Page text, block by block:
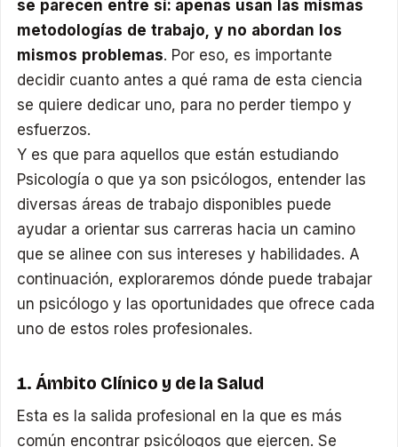
se parecen entre sí: apenas usan las mismas
metodologías de trabajo, y no abordan los
mismos problemas. Por eso, es importante
decidir cuanto antes a qué rama de esta ciencia
se quiere dedicar uno, para no perder tiempo y
esfuerzos.
Y es que para aquellos que están estudiando
Psicología o que ya son psicólogos, entender las
diversas áreas de trabajo disponibles puede
ayudar a orientar sus carreras hacia un camino
que se alinee con sus intereses y habilidades. A
continuación, exploraremos dónde puede trabajar
un psicólogo y las oportunidades que ofrece cada
uno de estos roles profesionales.
1. Ámbito Clínico y de la Salud
Esta es la salida profesional en la que es más
común encontrar psicólogos que ejercen. Se